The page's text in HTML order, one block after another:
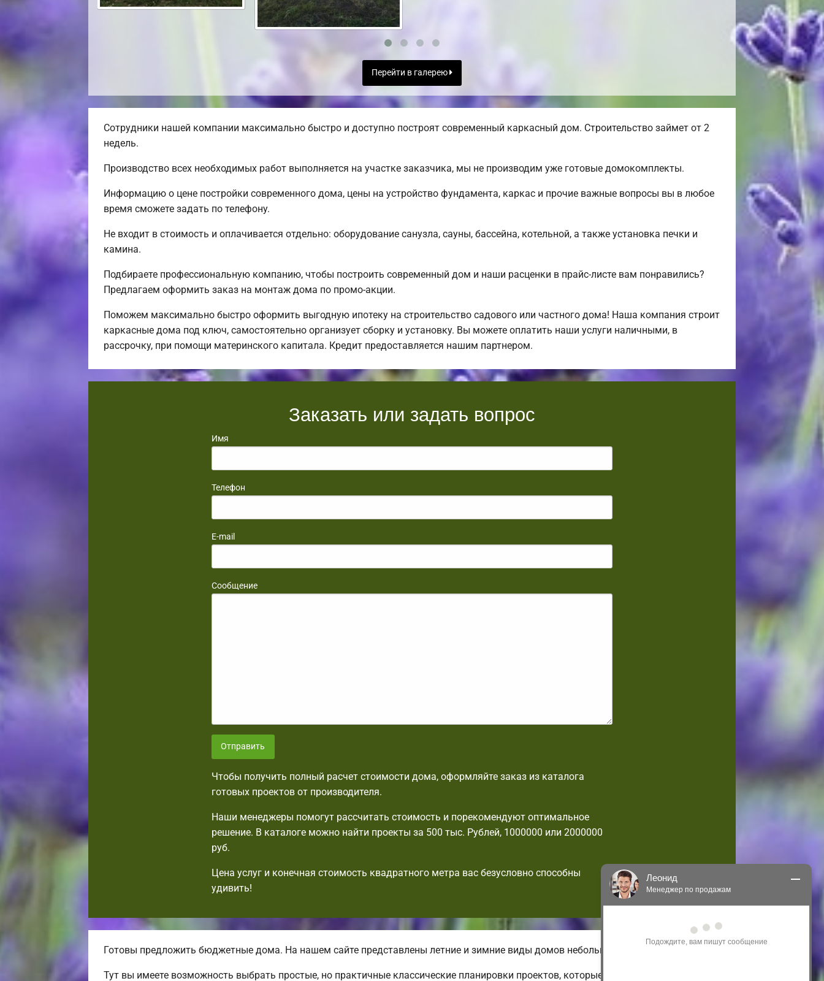
Перейти в галерею
Сотрудники нашей компании максимально быстро и доступно построят современный каркасный дом. Строительство займет от 2
недель.
Производство всех необходимых работ выполняется на участке заказчика, мы не производим уже готовые домокомплекты.
Информацию о цене постройки современного дома, цены на устройство фундамента, каркас и прочие важные вопросы вы в любое
время сможете задать по телефону.
Не входит в стоимость и оплачивается отдельно: оборудование санузла, сауны, бассейна, котельной, а также установка печки и
камина.
Подбираете профессиональную компанию, чтобы построить современный дом и наши расценки в прайс-листе вам понравились?
Предлагаем оформить заказ на монтаж дома по промо-акции.
Поможем максимально быстро оформить выгодную ипотеку на строительство садового или частного дома! Наша компания строит
каркасные дома под ключ, самостоятельно организует сборку и установку. Вы можете оплатить наши услуги наличными, в
рассрочку, при помощи материнского капитала. Кредит предоставляется нашим партнером.
Заказать или задать вопрос
Имя
Телефон
E-mail
Сообщение
Отправить
Чтобы получить полный расчет стоимости дома, оформляйте заказ из каталога
готовых проектов от производителя.
Наши менеджеры помогут рассчитать стоимость и порекомендуют оптимальное
решение. В каталоге можно найти проекты за 500 тыс. Рублей, 1000000 или 2000000
руб.
Цена услуг и конечная стоимость квадратного метра вас безусловно способны
удивить!
Готовы предложить бюджетные дома. На нашем сайте представлены летние и зимние виды домов небольшой площади.
Тут вы имеете возможность выбрать простые, но практичные классические планировки проектов, которые можно изменить по
Леонид
Менеджер по продажам
Здравствуйте! Я могу
проконсультировать Вас по нашим
акциям и проектам.